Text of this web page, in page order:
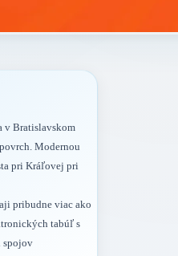
v Bratislavskom
Modernou
pri Kráľovej pri
pribudne viac ako
tabúľ s
spojov